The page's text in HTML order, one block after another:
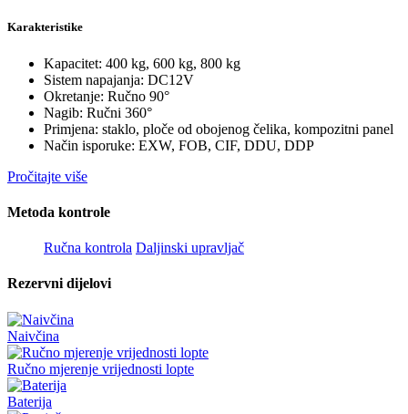
Karakteristike
Kapacitet: 400 kg, 600 kg, 800 kg
Sistem napajanja: DC12V
Okretanje: Ručno 90°
Nagib: Ručni 360°
Primjena: staklo, ploče od obojenog čelika, kompozitni panel
Način isporuke: EXW, FOB, CIF, DDU, DDP
Pročitajte više
Metoda kontrole
Ručna kontrola Daljinski upravljač
Rezervni dijelovi
Naivčina
Ručno mjerenje vrijednosti lopte
Baterija